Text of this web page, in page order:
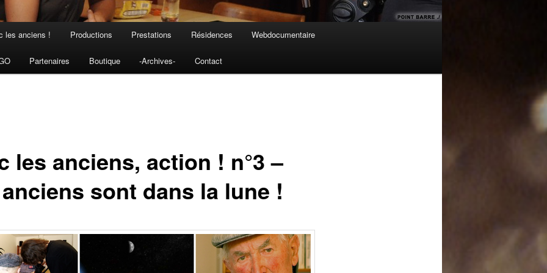
les anciens ! Productions Prestations Résidences Webdocumentaire
Partenaires Boutique -Archives- Contact
les anciens, action ! n°3 –
sont dans la lune !